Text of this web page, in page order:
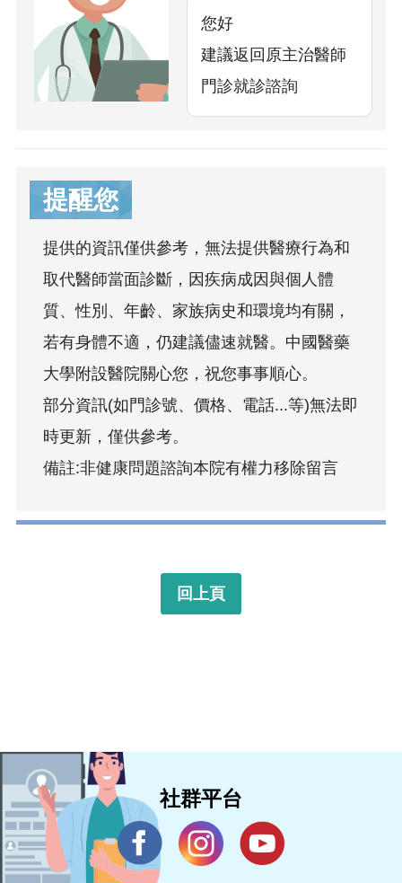
您好
建議返回原主治醫師
門診就診諮詢
提醒您
提供的資訊僅供參考，無法提供醫療行為和
取代醫師當面診斷，因疾病成因與個人體
質、性別、年齡、家族病史和環境均有關，
若有身體不適，仍建議儘速就醫。中國醫藥
大學附設醫院關心您，祝您事事順心。
部分資訊(如門診號、價格、電話...等)無法即
時更新，僅供參考。
備註:非健康問題諮詢本院有權力移除留言
回上頁
社群平台